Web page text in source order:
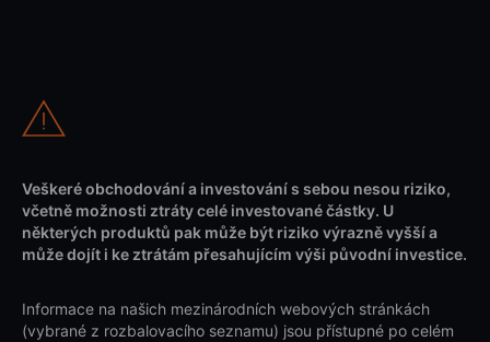
Veškeré obchodování a investování s sebou nesou riziko,
včetně možnosti ztráty celé investované částky. U
některých produktů pak může být riziko výrazně vyšší a
může dojít i ke ztrátám přesahujícím výši původní investice.
Informace na našich mezinárodních webových stránkách
(vybrané z rozbalovacího seznamu) jsou přístupné po celém